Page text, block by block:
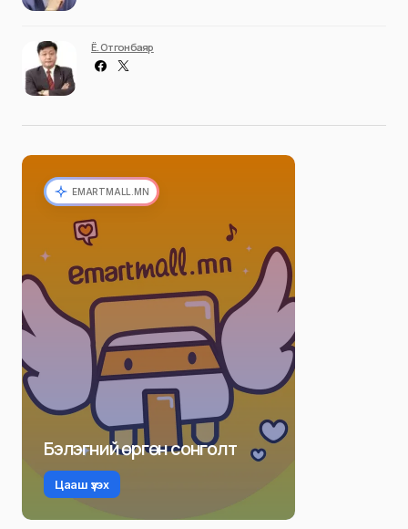
Ё. Отгонбаяр
EMARTMALL.MN
Бэлэгний өргөн сонголт
Цааш үзэх